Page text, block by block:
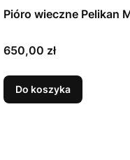
Pióro wieczne Pelikan
Cena
650,00 zł
Do koszyka